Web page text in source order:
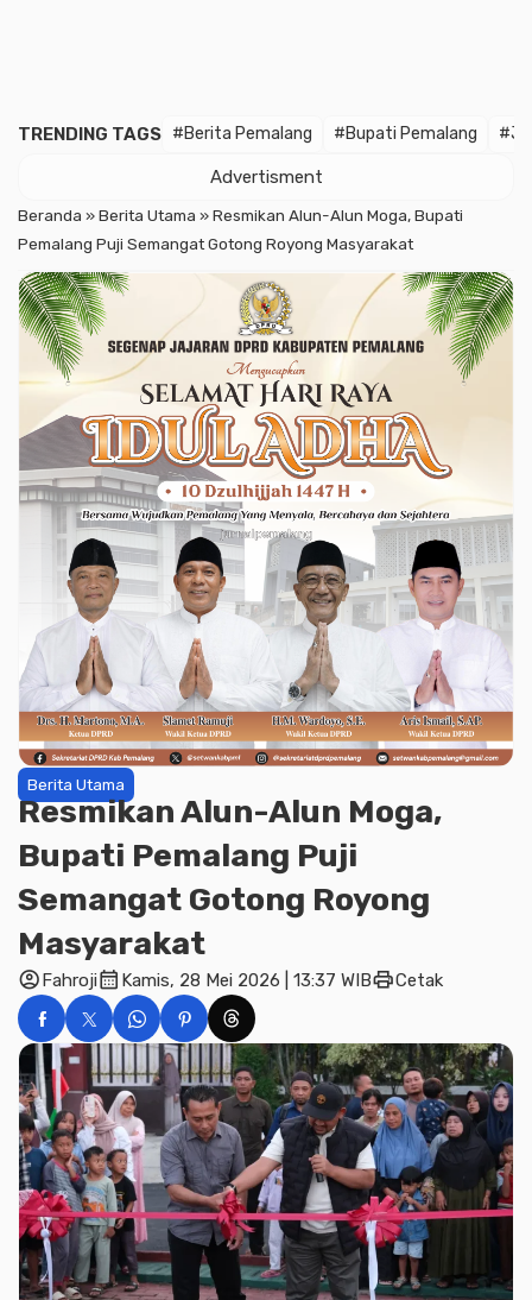
TRENDING TAGS #Berita Pemalang #Bupati Pemalang
Advertisment
Beranda »Berita Utama »Resmikan Alun-Alun Moga, Bupati
Pemalang Puji Semangat Gotong Royong Masyarakat
Berita Utama
Resmikan Alun-Alun Moga,
Bupati Pemalang Puji
Semangat Gotong Royong
Masyarakat
account_circleFahrojicalendar_month Kamis, 28 Mei 2026 | 13:37 WIBprintCetak